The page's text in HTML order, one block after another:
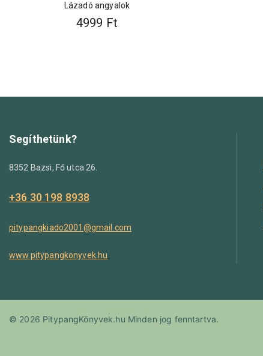
Lázadó angyalok
4999 Ft
Segíthetünk?
8352 Bazsi, Fő utca 26.
+36 30 198 8938
pitypangkiado2001@gmail.com
www.pitypangkonyvek.hu
© 2026 PitypangKönyvek.hu Minden jog fenntartva.